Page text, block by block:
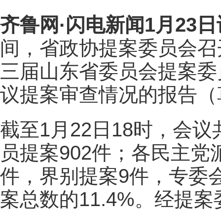
齐鲁网 ·闪电新闻1月23
间，省政协提案委员会
三届山东省委员会提案
议提案审查情况的报告
截至1月22日18时，会
员提案902件；各民主
件，界别提案9件，专委
案总数的11.4%。经提